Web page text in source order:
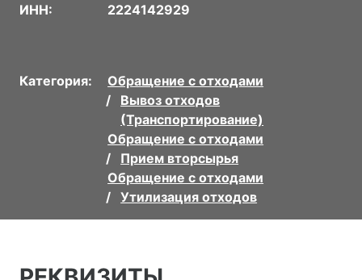
ИНН: 2224142929
Категория:
Обращение с отходами
Вывоз отходов
(Транспортирование)
Обращение с отходами
Прием вторсырья
Обращение с отходами
Утилизация отходов